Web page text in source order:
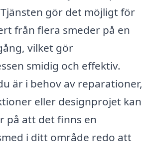
gör det möjligt för
från flera smeder på en
vilket gör
smidig och effektiv.
är i behov av reparationer,
eller designprojet kan
på att det finns en
i ditt område redo att